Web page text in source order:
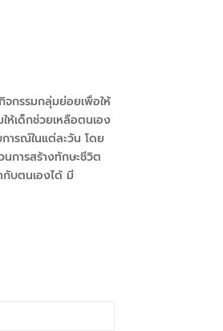
จกรรมกลุ่มย่อยเพื่อให้
ห้เด็กช่วยเหลือตนเอง
ารณ์ในแต่ละวัน โดย
การสร้างทักษะชีวิต
บตนเองได้ มี